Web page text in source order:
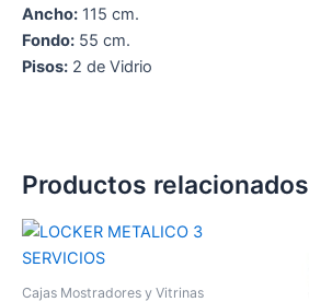
Ancho: 115 cm.
Fondo: 55 cm.
Pisos: 2 de Vidrio
Productos relacionados
Cajas Mostradores y Vitrinas